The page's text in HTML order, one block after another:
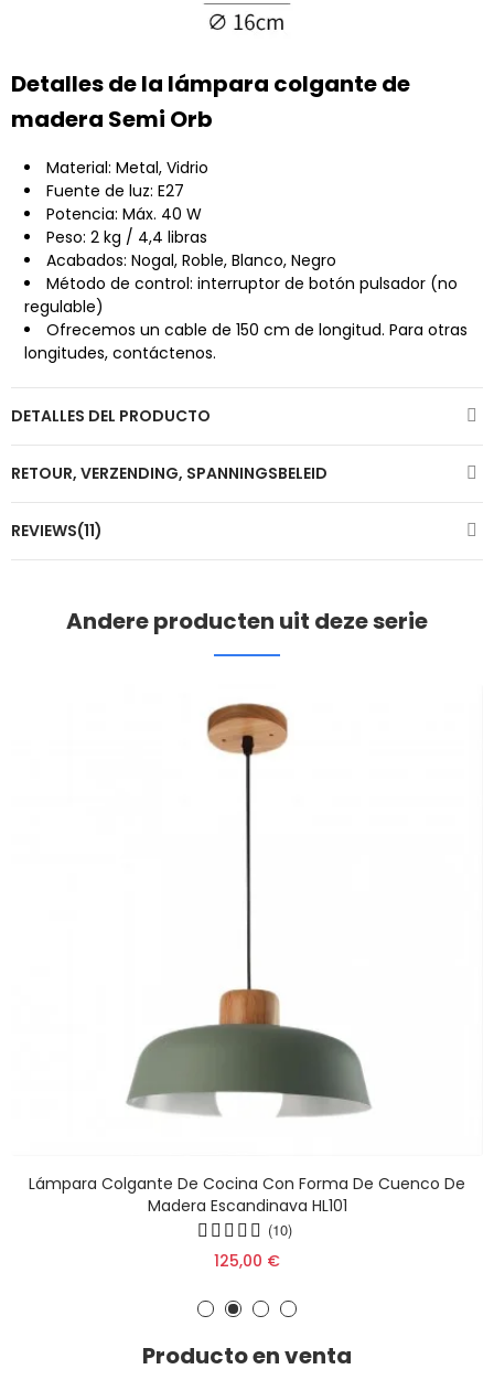
Detalles de la lámpara colgante de
madera Semi Orb
Material: Metal, Vidrio
Fuente de luz: E27
Potencia: Máx. 40 W
Peso: 2 kg / 4,4 libras
Acabados: Nogal, Roble, Blanco, Negro
Método de control: interruptor de botón pulsador (no
regulable)
Ofrecemos un cable de 150 cm de longitud. Para otras
longitudes, contáctenos.
DETALLES DEL PRODUCTO
RETOUR, VERZENDING, SPANNINGSBELEID
REVIEWS(11)
Andere producten uit deze serie
Lámpara Colgante De Cocina Con Forma De Cuenco De
Madera Escandinava HL101
(10)
125,00 €
Producto en venta